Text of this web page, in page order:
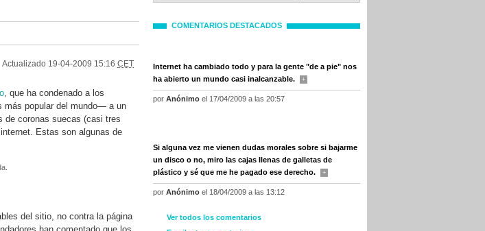
Actualizado 19-04-2009 15:16 CET
, que ha condenado a los
más popular del mundo— a un
de coronas suecas (casi tres
Estas son algunas de
del sitio, no contra la página
COMENTARIOS DESTACADOS
Internet ha cambiado todo y para la gente "de a pie" nos
ha abierto un mundo casi inalcanzable.
+
por Anónimo el 17/04/2009 a las 20:57
Si alguna vez me vienen dudas morales sobre si bajarme
un disco o no, miro las cajas llenas de galletas de
plástico y sé que me he pagado ese derecho.
+
por Anónimo el 18/04/2009 a las 13:12
Ver todos los comentarios